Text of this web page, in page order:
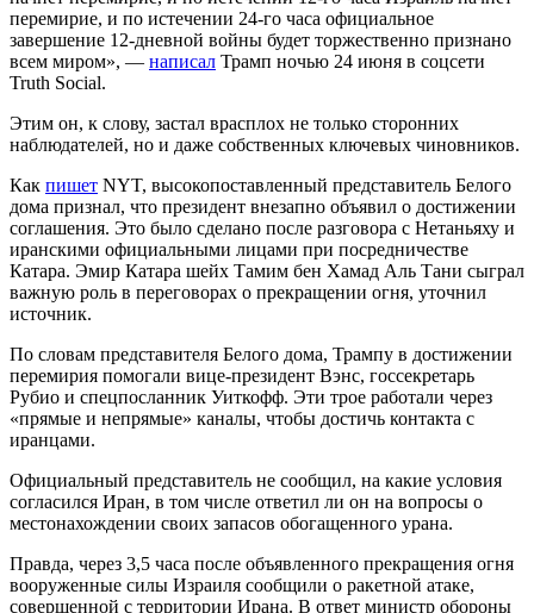
перемирие, и по истечении 24-го часа официальное
завершение 12-дневной войны будет торжественно признано
всем миром», — написал Трамп ночью 24 июня в соцсети
Truth Social.
Этим он, к слову, застал врасплох не только сторонних
наблюдателей, но и даже собственных ключевых чиновников.
Как пишет NYT, высокопоставленный представитель Белого
дома признал, что президент внезапно объявил о достижении
соглашения. Это было сделано после разговора с Нетаньяху и
иранскими официальными лицами при посредничестве
Катара. Эмир Катара шейх Тамим бен Хамад Аль Тани сыграл
важную роль в переговорах о прекращении огня, уточнил
источник.
По словам представителя Белого дома, Трампу в достижении
перемирия помогали вице-президент Вэнс, госсекретарь
Рубио и спецпосланник Уиткофф. Эти трое работали через
«прямые и непрямые» каналы, чтобы достичь контакта с
иранцами.
Официальный представитель не сообщил, на какие условия
согласился Иран, в том числе ответил ли он на вопросы о
местонахождении своих запасов обогащенного урана.
Правда, через 3,5 часа после объявленного прекращения огня
вооруженные силы Израиля сообщили о ракетной атаке,
совершенной с территории Ирана. В ответ министр обороны